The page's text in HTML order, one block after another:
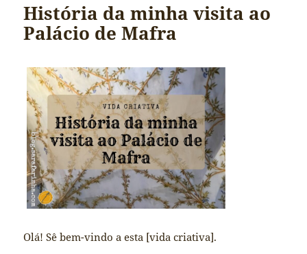
História da minha visita ao
Palácio de Mafra
Olá! Sê bem-vindo a esta [vida criativa].